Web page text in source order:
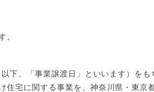
。
下、「事業譲渡日」といいます）を
住宅に関する事業を、神奈川県・東京